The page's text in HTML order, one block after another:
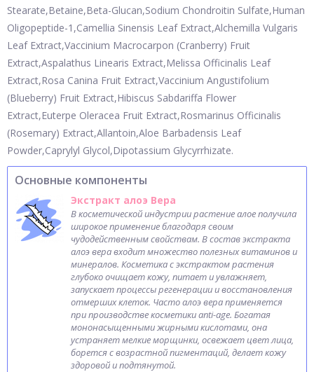
Stearate,Betaine,Beta-Glucan,Sodium Chondroitin Sulfate,Human
Oligopeptide-1,Camellia Sinensis Leaf Extract,Alchemilla Vulgaris
Leaf Extract,Vaccinium Macrocarpon (Cranberry) Fruit
Extract,Aspalathus Linearis Extract,Melissa Officinalis Leaf
Extract,Rosa Canina Fruit Extract,Vaccinium Angustifolium
(Blueberry) Fruit Extract,Hibiscus Sabdariffa Flower
Extract,Euterpe Oleracea Fruit Extract,Rosmarinus Officinalis
(Rosemary) Extract,Allantoin,Aloe Barbadensis Leaf
Powder,Caprylyl Glycol,Dipotassium Glycyrrhizate.
Основные компоненты
Экстракт алоэ Вера
В косметической индустрии растение алое получила
широкое применение благодаря своим
чудодейственным свойствам. В состав экстракта
алоэ вера входит множество полезных витаминов и
минералов. Косметика с экстрактом растения
глубоко очищает кожу, питает и увлажняет,
запускает процессы регенерации и восстановления
отмерших клеток. Часто алоэ вера применяется
при производстве косметики anti-age. Богатая
мононасыщенными жирными кислотами, она
устраняет мелкие морщинки, освежает цвет лица,
борется с возрастной пигментаций, делает кожу
здоровой и подтянутой.